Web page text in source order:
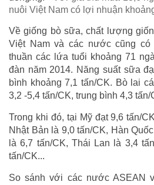
nuôi Việt Nam có lợi nhuận
Về giống bò sữa, chất lượng
Việt Nam và các nước cũng
thuần các lứa tuổi khoảng 71
đàn năm 2014. Năng suất sữa
bình khoảng 7,1 tấn/CK. Bò lai
3,2 -5,4 tấn/CK, trung bình 4,3 tấn/
Trong khi đó, tại Mỹ đạt 9,6 tấn/
Nhật Bản là 9,0 tấn/CK, Hàn
là 6,7 tấn/CK, Thái Lan là 3,4
tấn/CK...
So sánh với các nước ASEAN